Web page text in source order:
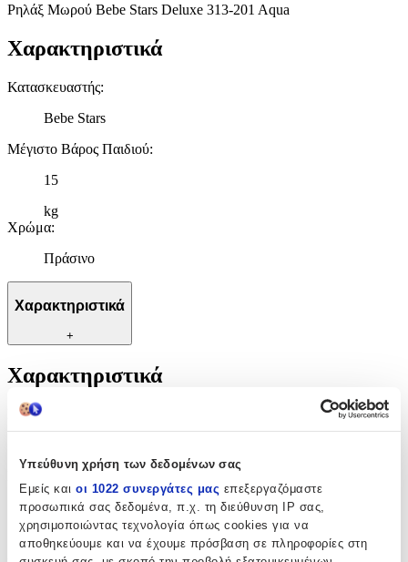
Υπεύθυνη χρήση των δεδομένων σας
Εμείς και οι 1022 συνεργάτες μας επεξεργαζόμαστε
προσωπικά σας δεδομένα, π.χ. τη διεύθυνση IP σας,
χρησιμοποιώντας τεχνολογία όπως cookies για να
αποθηκεύουμε και να έχουμε πρόσβαση σε πληροφορίες στη
Ρηλάξ Μωρού Bebe Stars Deluxe 313-201 Aqua
Χαρακτηριστικά
Κατασκευαστής:
Bebe Stars
Μέγιστο Βάρος Παιδιού:
15
kg
Χρώμα:
Πράσινο
Χαρακτηριστικά
+
Χαρακτηριστικά
Κατασκευαστής
Μέγιστο Βάρος Παιδιού
15
kg
: